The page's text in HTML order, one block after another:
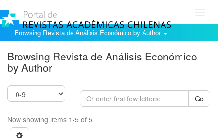
Browsing Revista de Análisis Económico by Author
Browsing Revista de Análisis Económico
by Author
Go
Now showing items 1-5 of 5